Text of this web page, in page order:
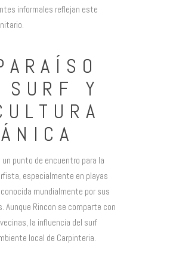
informales reflejan este
SURF Y
punto de encuentro para la
especialmente en playas
mundialmente por sus
Aunque Rincon se comparte con
la influencia del surf
local de Carpinteria.